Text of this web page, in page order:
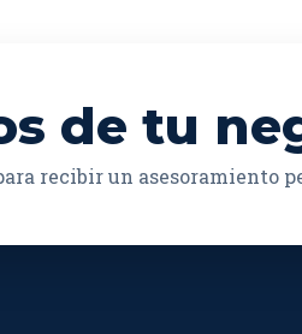
de tu
recibir un asesoramiento